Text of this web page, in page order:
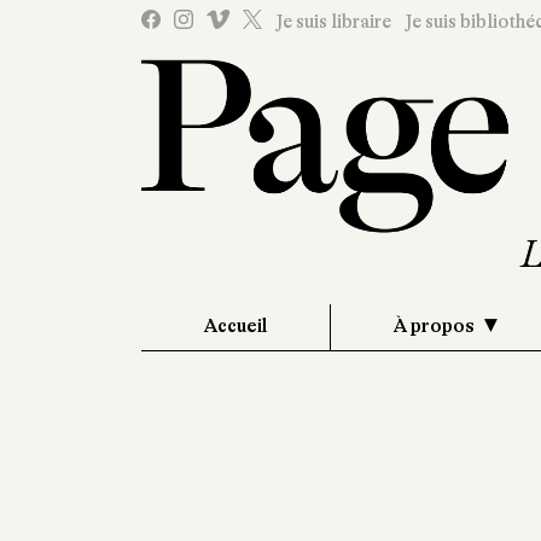
Je suis libraire Je suis
Accueil À propos